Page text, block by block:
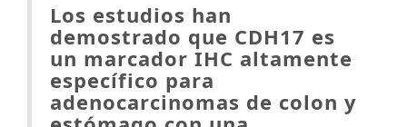
Los estudios han
demostrado que CDH17 es
un marcador IHC altamente
específico para
adenocarcinomas de colon y